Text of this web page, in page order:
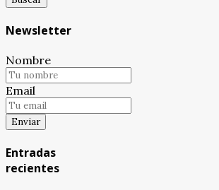
Newsletter
Nombre
Email
Entradas
recientes